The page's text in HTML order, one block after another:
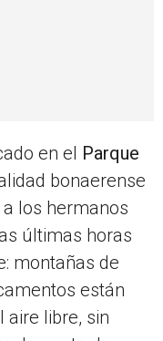
en el Parque
bonaerense
los hermanos
últimas horas
montañas de
están
aire libre, sin